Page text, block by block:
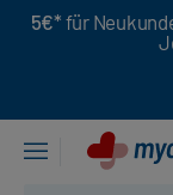
5€* für